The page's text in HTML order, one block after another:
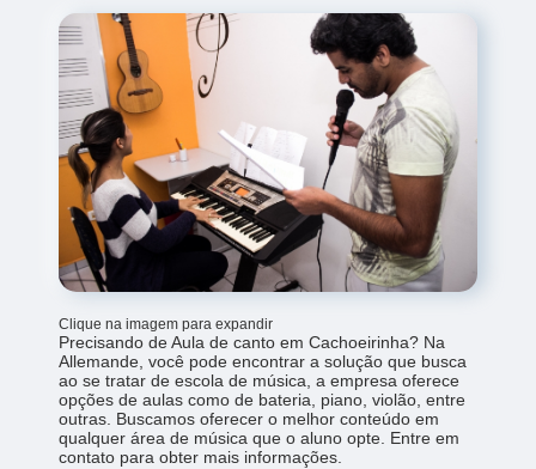
Clique na imagem para expandir
Precisando de Aula de canto em Cachoeirinha? Na
Allemande, você pode encontrar a solução que busca
ao se tratar de escola de música, a empresa oferece
opções de aulas como de bateria, piano, violão, entre
outras. Buscamos oferecer o melhor conteúdo em
qualquer área de música que o aluno opte. Entre em
contato para obter mais informações.